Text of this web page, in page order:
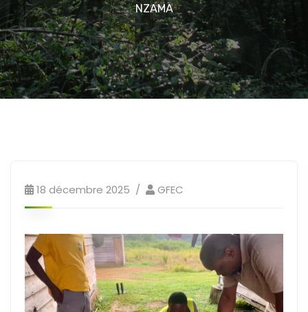
NZAMA
18 décembre 2025 GFEC